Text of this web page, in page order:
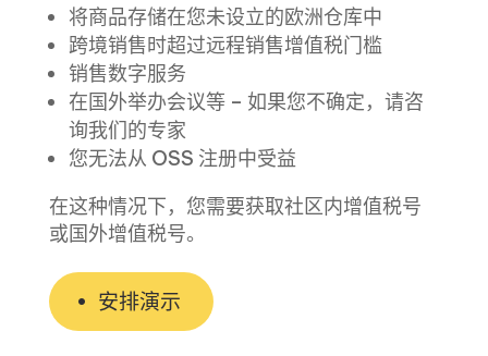
将商品存储在您未设立的欧洲仓库中
跨境销售时超过远程销售增值税门槛
销售数字服务
在国外举办会议等 – 如果您不确定，请咨
询我们的专家
您无法从 OSS 注册中受益
在这种情况下，您需要获取社区内增值税号
或国外增值税号。
安排演示